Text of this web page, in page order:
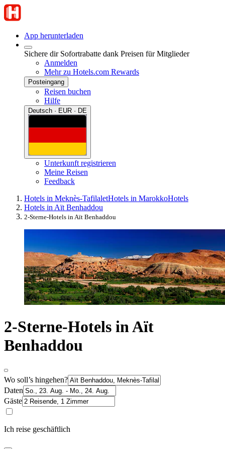
App herunterladen
Sichere dir Sofortrabatte dank Preisen für Mitglieder
Anmelden
Mehr zu Hotels.com Rewards
Posteingang
Reisen buchen
Hilfe
Deutsch · EUR · DE
Unterkunft registrieren
Meine Reisen
Feedback
Hotels in Meknès-TafilaletHotels in MarokkoHotels
Hotels in Aït Benhaddou
2-Sterne-Hotels in Aït Benhaddou
2-Sterne-Hotels in Aït
Benhaddou
Wo soll’s hingehen?
Daten
Gäste
Ich reise geschäftlich